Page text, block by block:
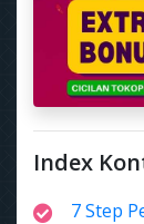
Index
7 Step